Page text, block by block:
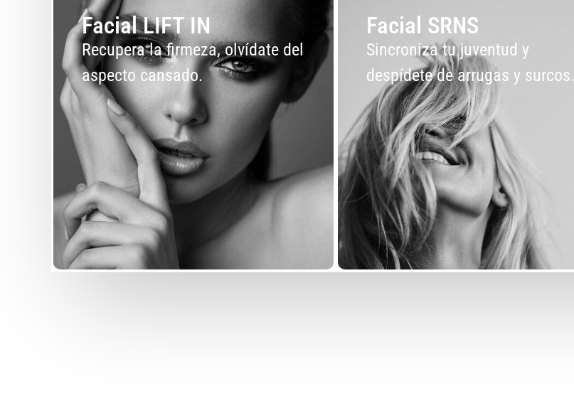
Facial LIFT IN
Recupera la firmeza, olvídate del
aspecto cansado.
Facial SRNS
Sincroniza tu juventud y
despídete de arrugas y surcos.